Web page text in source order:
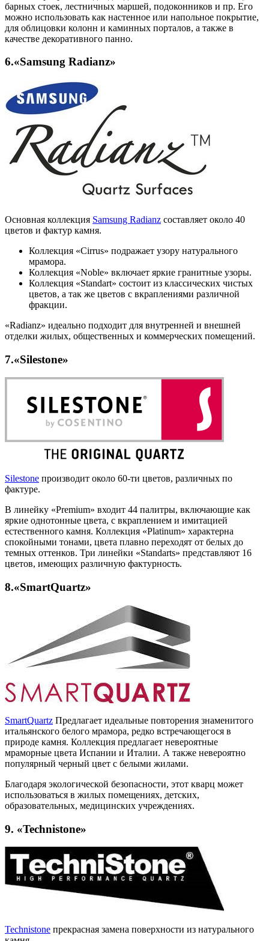
барных стоек, лестничных маршей, подоконников и пр. Его
можно использовать как настенное или напольное покрытие,
для облицовки колонн и каминных порталов, а также в
качестве декоративного панно.
6.«Samsung Radianz»
Основная коллекция Samsung Radianz составляет около 40
цветов и фактур камня.
Коллекция «Cirrus» подражает узору натурального
мрамора.
Коллекция «Noble» включает яркие гранитные узоры.
Коллекция «Standart» состоит из классических чистых
цветов, а так же цветов с вкраплениями различной
фракции.
«Radianz» идеально подходит для внутренней и внешней
отделки жилых, общественных и коммерческих помещений.
7.«Silestone»
Silestone производит около 60-ти цветов, различных по
фактуре.
В линейку «Premium» входит 44 палитры, включающие как
яркие однотонные цвета, с вкраплением и имитацией
естественного камня. Коллекция «Platinum» характерна
спокойными тонами, цвета плавно переходят от белых до
темных оттенков. Три линейки «Standarts» представляют 16
цветов, имеющих различную фактурность.
8.«SmartQuartz»
SmartQuartz Предлагает идеальные повторения знаменитого
итальянского белого мрамора, редко встречающегося в
природе камня. Коллекция предлагает невероятные
мраморные цвета Испании и Италии. А также невероятно
популярный черный цвет с белыми жилами.
Благодаря экологической безопасности, этот кварц может
использоваться в жилых помещениях, детских,
образовательных, медицинских учреждениях.
9. «Technistone»
Technistone прекрасная замена поверхности из натурального